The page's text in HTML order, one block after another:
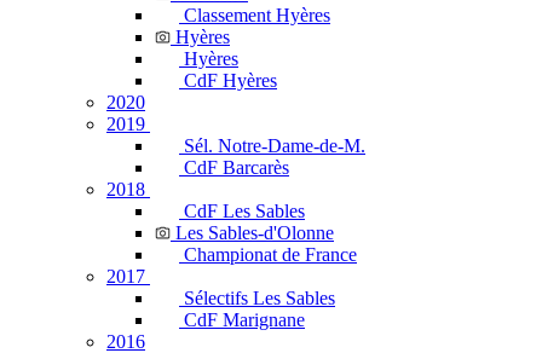
Classement Hyères
Hyères
Hyères
CdF Hyères
2020
2019
Sél. Notre-Dame-de-M.
CdF Barcarès
2018
CdF Les Sables
Les Sables-d'Olonne
Championat de France
2017
Sélectifs Les Sables
CdF Marignane
2016